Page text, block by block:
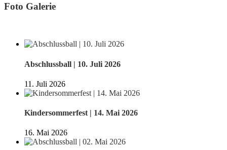
Foto Galerie
Abschlussball | 10. Juli 2026
11. Juli 2026
Kindersommerfest | 14. Mai 2026
16. Mai 2026